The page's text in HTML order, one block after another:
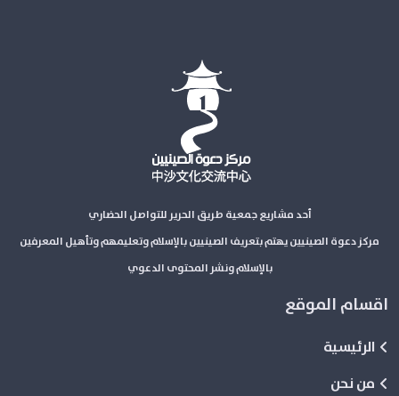
أحد مشاريع جمعية طريق الحرير للتواصل الحضاري
مركز دعوة الصينيين يهتم بتعريف الصينيين بالإسلام وتعليمهم وتأهيل المعرفين
بالإسلام ونشر المحتوى الدعوي
اقسام الموقع
الرئيسية
من نحن